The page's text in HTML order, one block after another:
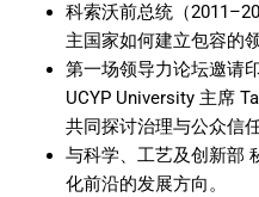
科索沃前总统（
主国家如何建立包容的
第一场领导力论坛邀请
UCYP University 主席
共同探讨治理与公众信任
与科学、工艺及创新部
化前沿的发展方向。